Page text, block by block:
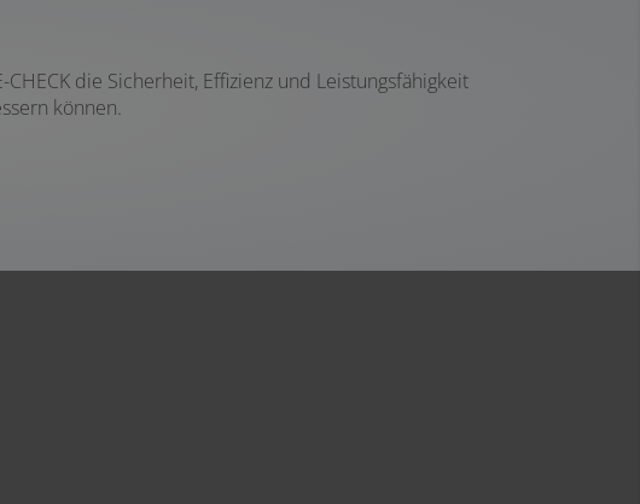
die Sicherheit, Effizienz und Leistungsfähigkeit
können.